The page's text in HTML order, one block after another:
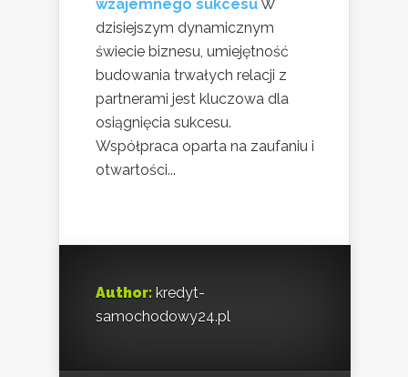
wzajemnego sukcesuW
dzisiejszym dynamicznym
świecie biznesu, umiejętność
budowania trwałych relacji z
partnerami jest kluczowa dla
osiągnięcia sukcesu.
Współpraca oparta na zaufaniu i
otwartości...
Author: kredyt-
samochodowy24.pl